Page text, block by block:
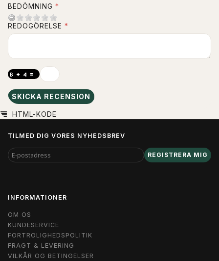
BEDÖMNING
REDOGÖRELSE
SKICKA RECENSION
HTML-KODE
TILMED DIG VORES NYHEDSBREV
E-
POSTADRESS
REGISTRERA MIG
INFORMATIONER
OM OS
KUNDESERVICE
FORTROLIGHEDSPOLITIK
FRAGT & LEVERING
VILKÅR OG BETINGELSER